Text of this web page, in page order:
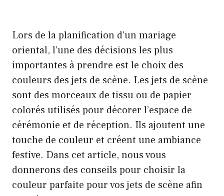
Lors de la planification d’un mariage
oriental, l’une des décisions les plus
importantes à prendre est le choix des
couleurs des jets de scène. Les jets de scène
sont des morceaux de tissu ou de papier
colorés utilisés pour décorer l’espace de
cérémonie et de réception. Ils ajoutent une
touche de couleur et créent une ambiance
festive. Dans cet article, nous vous
donnerons des conseils pour choisir la
couleur parfaite pour vos jets de scène afin